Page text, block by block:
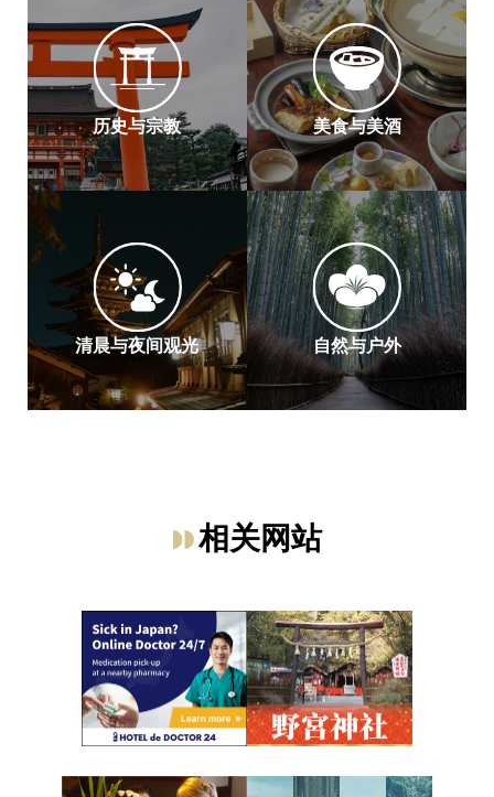
历史与宗教 美食与美酒
清晨与夜间观光 自然与户外
相关网站